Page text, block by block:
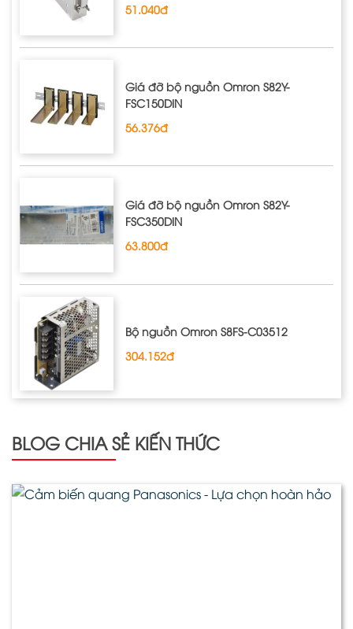
51.040đ
Giá đỡ bộ nguồn Omron S82Y‐
FSC150DIN
56.376đ
Giá đỡ bộ nguồn Omron S82Y‐
FSC350DIN
63.800đ
Bộ nguồn Omron S8FS‐C03512
304.152đ
BLOG CHIA SẺ KIẾN THỨC